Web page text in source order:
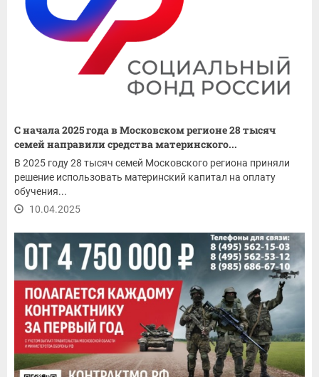
С начала 2025 года в Московском регионе 28 тысяч
семей направили средства материнского...
В 2025 году 28 тысяч семей Московского региона приняли
решение использовать материнский капитал на оплату
обучения...
10.04.2025